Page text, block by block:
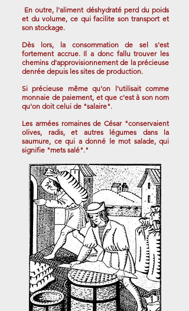
En outre, l'aliment déshydraté perd du poids
et du volume, ce qui facilite son transport et
son stockage.
Dès lors, la consommation de sel s'est
fortement accrue. Il a donc fallu trouver les
chemins d'approvisionnement de la précieuse
denrée depuis les sites de production.
Si précieuse même qu'on l'utilisait comme
monnaie de paiement, et que c'est à son nom
qu'on doit celui de "salaire".
Les armées romaines de César "conservaient
olives, radis, et autres légumes dans la
saumure, ce qui a donné le mot salade, qui
signifie "mets salé"."